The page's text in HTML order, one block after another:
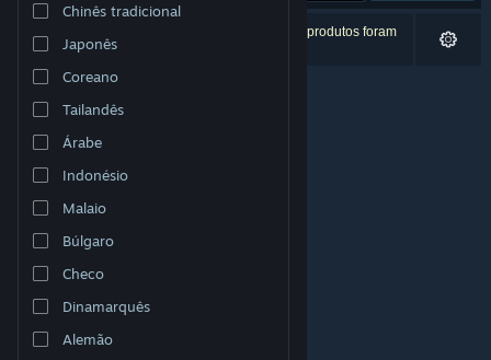
Alterar idioma
Instala a app móvel do Steam
Ver versão para computadores
Chinês tradicional
Japonês
Coreano
Tailandês
Árabe
Indonésio
Malaio
Búlgaro
Checo
Dinamarquês
Alemão
0 resultados correspondentes à tua pesquisa. 2 produtos foram
excluídos com base nas tuas preferências.